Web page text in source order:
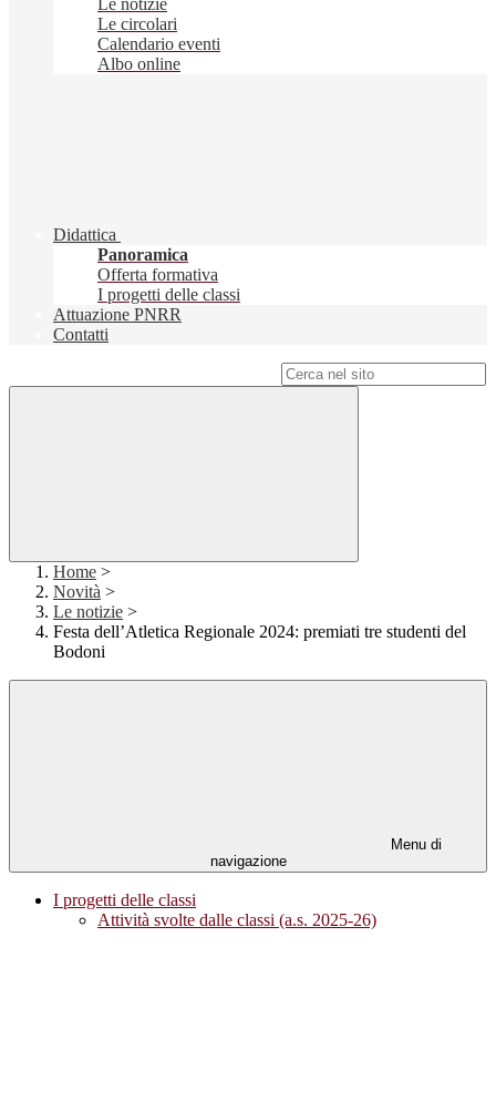
Le notizie
Le circolari
Calendario eventi
Albo online
Didattica
Panoramica
Offerta formativa
I progetti delle classi
Attuazione PNRR
Contatti
Home >
Novità >
Le notizie >
Festa dell’Atletica Regionale 2024: premiati tre studenti del
Bodoni
Menu di
navigazione
I progetti delle classi
Attività svolte dalle classi (a.s. 2025-26)